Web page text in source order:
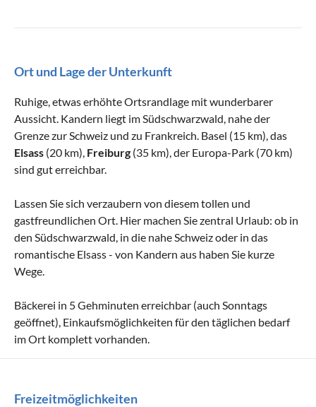
Ort und Lage der Unterkunft
Ruhige, etwas erhöhte Ortsrandlage mit wunderbarer
Aussicht. Kandern liegt im Südschwarzwald, nahe der
Grenze zur Schweiz und zu Frankreich. Basel (15 km), das
Elsass (20 km), Freiburg (35 km), der Europa-Park (70 km)
sind gut erreichbar.
Lassen Sie sich verzaubern von diesem tollen und
gastfreundlichen Ort. Hier machen Sie zentral Urlaub: ob in
den Südschwarzwald, in die nahe Schweiz oder in das
romantische Elsass - von Kandern aus haben Sie kurze
Wege.
Bäckerei in 5 Gehminuten erreichbar (auch Sonntags
geöffnet), Einkaufsmöglichkeiten für den täglichen bedarf
im Ort komplett vorhanden.
Freizeitmöglichkeiten